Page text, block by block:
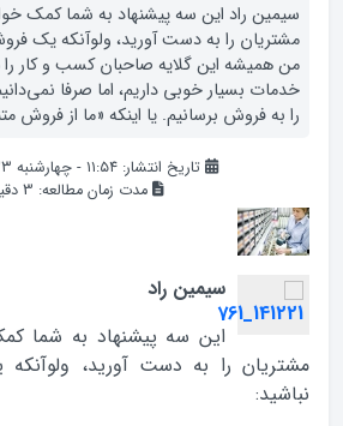
سیمین راد این سه پیشنهاد به شما کمک
مشتریان را به دست آورید، ولوآنکه یک
من همیشه این گلایه‌ صاحبان کسب و کار را
خدمات بسیار خوبی داریم، اما صرفا
را به فروش برسانیم. یا اینکه «ما از فروش‌
تاریخ انتشار: ۱۱:۵۴ - چهارشنبه ۱۳۹۲/۰۵/۲۳
مدت زمان مطالعه: 3
سیمین راد
این سه پیشنهاد به شما
مشتریان را به دست آورید، ولوآنکه
نباشید: